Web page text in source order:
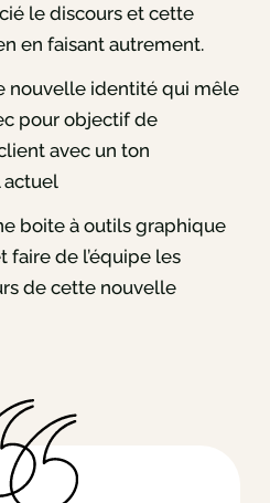
le discours et cette
en faisant autrement.
nouvelle identité qui mêle
pour objectif de
avec un ton
actuel
boite à outils graphique
faire de l’équipe les
de cette nouvelle